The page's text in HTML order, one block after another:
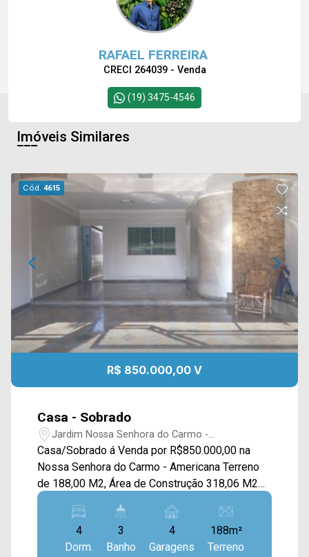
RAFAEL FERREIRA
CRECI 264039 - Venda
(19) 3475-4546
Imóveis Similares
Cód.4615
R$ 850.000,00 V
Casa - Sobrado
Jardim Nossa Senhora do Carmo -
Americana/SP
Casa/Sobrado á Venda por R$850.000,00 na
Nossa Senhora do Carmo - Americana Terreno
de 188,00 M2, Área de Construção 318,06 M2
Pavimento Superior - 3 Dormitórios sendo 1
Suíte com Armários, Ar Condicionado Sacada na
frente, Banheiro Social, Sala Íntima, Piso
Cerâmico Porto Bello, Espaço de Apoio
4
Dorm.
3
Banho
4
Garagens
188m²
Terreno